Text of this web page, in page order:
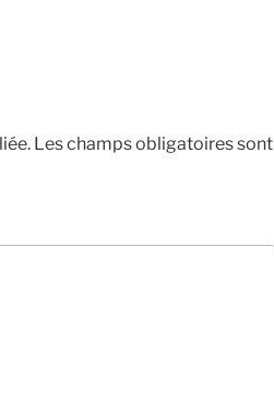
Les champs obligatoires sont